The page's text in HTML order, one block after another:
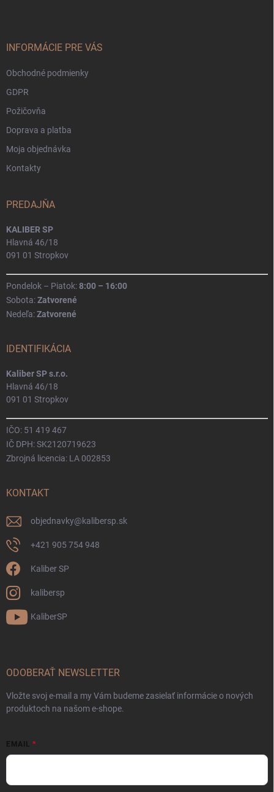
INFORMÁCIE PRE VÁS
Obchodné podmienky
GDPR
Požičovňa
Doprava a platba
Moja objednávka
Kontakty
PREDAJŇA
KALIBER SP
Hlavná 46/18
091 01 Stropkov
Pondelok – Piatok:8:00 – 16:00
Sobota:Zatvorené
Nedeľa:Zatvorené
IDENTIFIKÁCIA
Kaliber SP s.r.o.
Hlavná 46/18
091 01 Stropkov
IČO: 51 419 467
IČ DPH: SK2120719623
Zbrojná licencia: LA 002853
KONTAKT
objednavky@kalibersp.sk
+421 905 754 948
Kaliber SP
kalibersp
KaliberSP
ODOBERAŤ NEWSLETTER
Vložte svoj e-mail a my Vám budeme zasielať informácie o nových
produktoch na našom e-shope.
EMAIL